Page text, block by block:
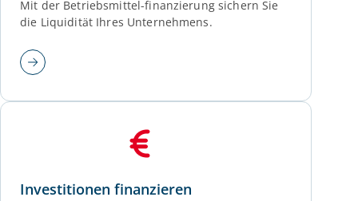
Mit der Betriebsmittel-finanzierung sichern Sie
die Liquidität Ihres Unternehmens.
Investitionen finanzieren